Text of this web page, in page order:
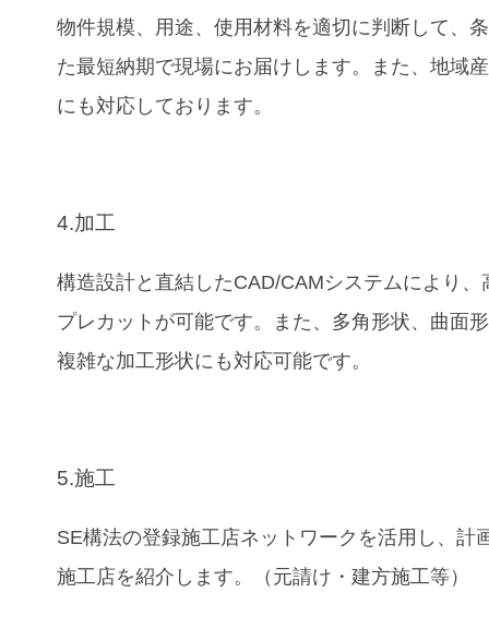
物件規模、用途、使用材料を適切に判断して、
た最短納期で現場にお届けします。また、地域
にも対応しております。
4.加工
構造設計と直結したCAD/CAMシステムにより、
プレカットが可能です。また、多角形状、曲面
複雑な加工形状にも対応可能です。
5.施工
SE構法の登録施工店ネットワークを活用し、計
施工店を紹介します。（元請け・建方施工等）